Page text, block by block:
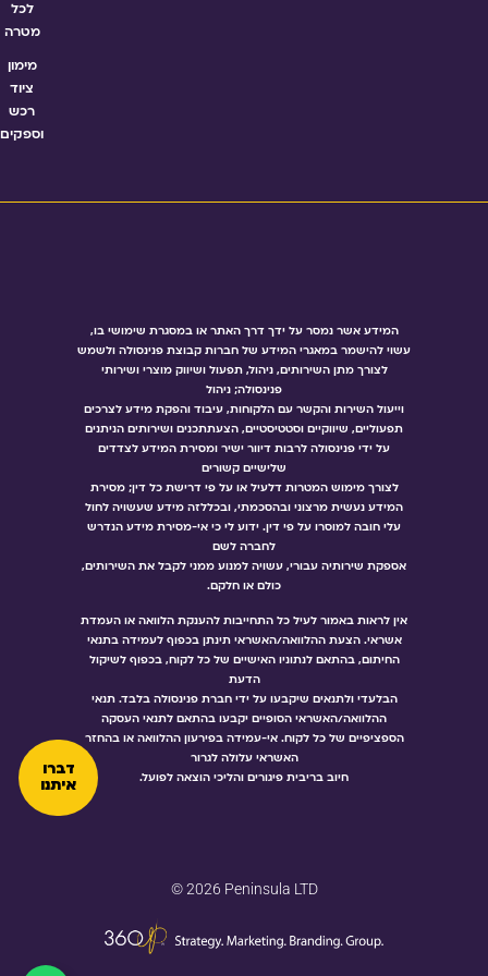
לכל
מטרה
מימון
ציוד
רכש
וספקים
המידע אשר נמסר על ידך דרך האתר או במסגרת שימושי בו,
עשוי להישמר במאגרי המידע של חברות קבוצת פנינסולה ולשמש
לצורך מתן השירותים, ניהול, תפעול ושיווק מוצרי ושירותי
פנינסולה; ניהול
וייעול השירות והקשר עם הלקוחות, עיבוד והפקת מידע לצרכים
תפעוליים, שיווקיים וסטטיסטיים, הצעתתכנים ושירותים הניתנים
על ידי פנינסולה לרבות דיוור ישיר ומסירת המידע לצדדים
שלישיים קשורים
לצורך מימוש המטרות דלעיל או על פי דרישת כל דין; מסירת
המידע נעשית מרצוני ובהסכמתי, ובכללזה מידע שעשויה לחול
עלי חובה למוסרו על פי דין. ידוע לי כי אי-מסירת מידע הנדרש
לחברה לשם
אספקת שירותיה עבורי, עשויה למנוע ממני לקבל את השירותים,
כולם או חלקם.
אין לראות באמור לעיל כל התחייבות להענקת הלוואה או העמדת
אשראי. הצעת ההלוואה/האשראי תינתן בכפוף לעמידה בתנאי
החיתום, בהתאם לנתוניו האישיים של כל לקוח, בכפוף לשיקול
הדעת
הבלעדי ולתנאים שיקבעו על ידי חברת פנינסולה בלבד. תנאי
ההלוואה/האשראי הסופיים יקבעו בהתאם לתנאי העסקה
הספציפיים של כל לקוח. אי-עמידה בפירעון ההלוואה או בהחזר
האשראי עלולה לגרור
חיוב בריבית פיגורים והליכי הוצאה לפועל.
© 2026 Peninsula LTD
דברו
איתנו